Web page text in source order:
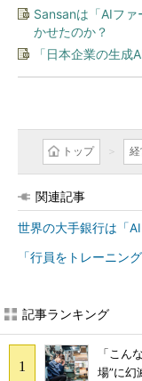
Sansanは「AIフ
かせたのか？
「日本企業の生成
トップ
関連記事
世界の大手銀行は「
「行員をトレーニン
記事ランキング
「こん
場”に幻